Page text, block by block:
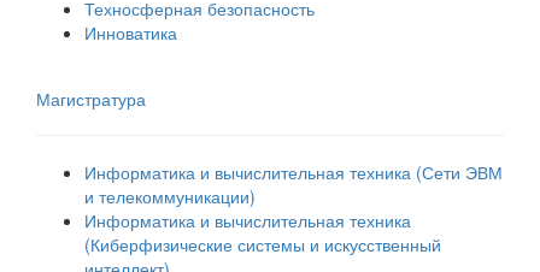
Техносферная безопасность
Инноватика
Магистратура
Информатика и вычислительная техника (Сети ЭВМ
и телекоммуникации)
Информатика и вычислительная техника
(Киберфизические системы и искусственный